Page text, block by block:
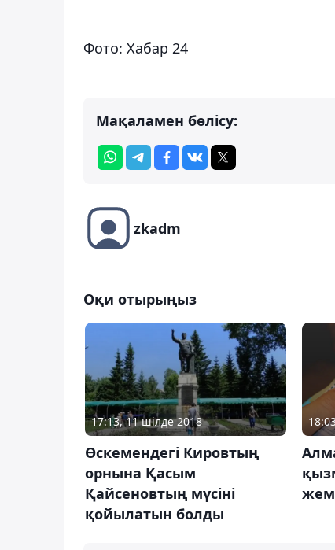
Фото: Хабар 24
Мақаламен бөлісу:
zkadm
Оқи отырыңыз
17:13, 11 шілде 2018
Өскемендегі Кировтың
орнына Қасым
Қайсеновтың мүсіні
қойылатын болды